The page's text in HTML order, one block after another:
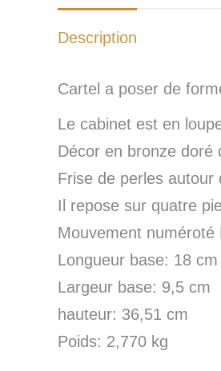
Description
Cartel a poser de
Le cabinet est en
Décor en bronze doré
Frise de perles autour
Il repose sur quatre
Mouvement numéroté
Longueur base: 18 cm
Largeur base: 9,5 cm
hauteur: 36,51 cm
Poids: 2,770 kg